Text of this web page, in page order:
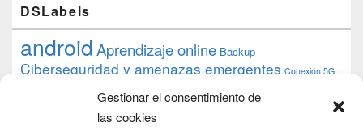
Gestionar el consentimiento de
las cookies
DSLabels
androidAprendizaje online Backup
Ciberseguridad y amenazas emergentes Conexión 5G
datos debian desarrollo web
Formación Google
iphone